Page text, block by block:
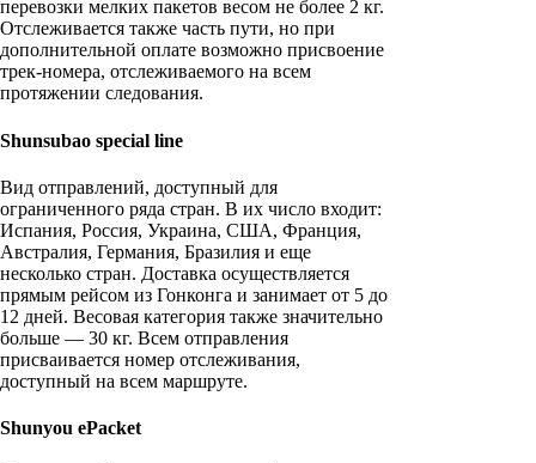
перевозки мелких пакетов весом не более 2 кг.
Отслеживается также часть пути, но при
дополнительной оплате возможно присвоение
трек-номера, отслеживаемого на всем
протяжении следования.
Shunsubao special line
Вид отправлений, доступный для
ограниченного ряда стран. В их число входит:
Испания, Россия, Украина, США, Франция,
Австралия, Германия, Бразилия и еще
несколько стран. Доставка осуществляется
прямым рейсом из Гонконга и занимает от 5 до
12 дней. Весовая категория также значительно
больше — 30 кг. Всем отправления
присваивается номер отслеживания,
доступный на всем маршруте.
Shunyou ePacket